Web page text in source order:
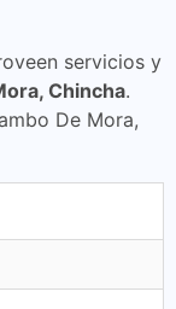
servicios y
Chincha.
De Mora,